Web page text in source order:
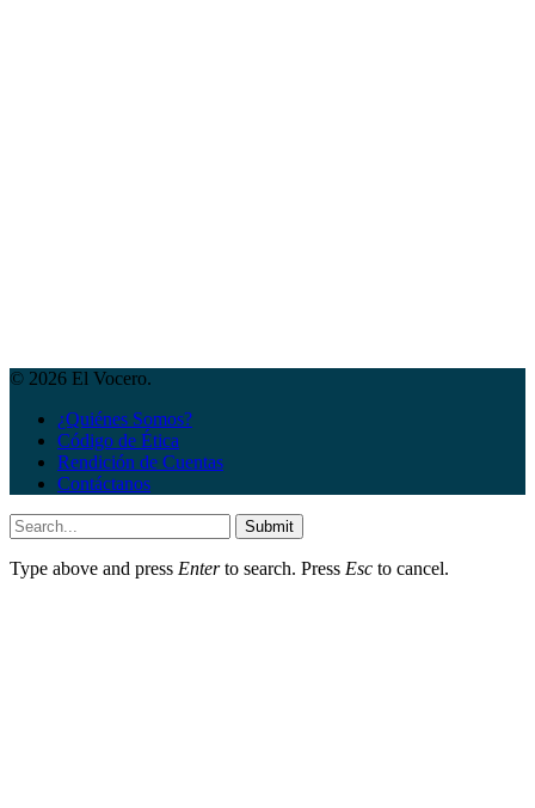
© 2026 El Vocero.
¿Quiénes Somos?
Código de Ética
Rendición de Cuentas
Contáctanos
Submit
Type above and press Enterto search. Press Esc to cancel.